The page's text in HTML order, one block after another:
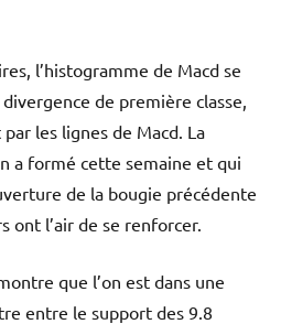
l’histogramme de Macd se
de première classe,
les lignes de Macd. La
a formé cette semaine et qui
de la bougie précédente
ont l’air de se renforcer.
que l’on est dans une
entre le support des 9.8